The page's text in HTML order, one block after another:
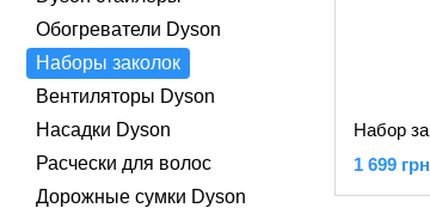
1 699 грн
Обогреватели Dyson
Наборы заколок
Вентиляторы Dyson
Насадки Dyson
Расчески для волос
Дорожные сумки Dyson